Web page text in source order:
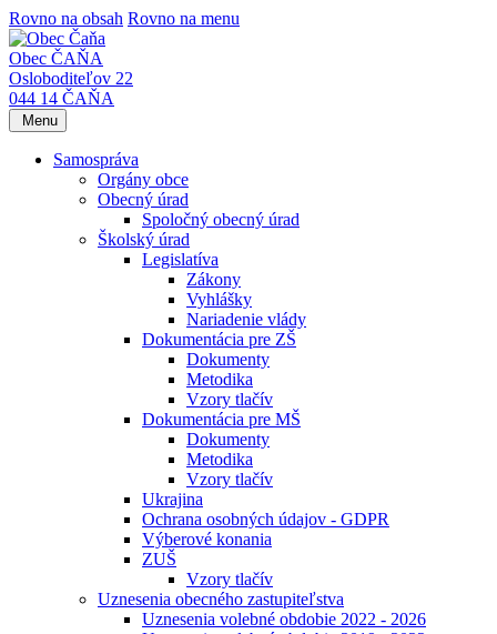
Rovno na obsah Rovno na menu
Obec ČAŇA
Osloboditeľov 22
044 14 ČAŇA
Menu
Samospráva
Orgány obce
Obecný úrad
Spoločný obecný úrad
Školský úrad
Legislatíva
Zákony
Vyhlášky
Nariadenie vlády
Dokumentácia pre ZŠ
Dokumenty
Metodika
Vzory tlačív
Dokumentácia pre MŠ
Dokumenty
Metodika
Vzory tlačív
Ukrajina
Ochrana osobných údajov - GDPR
Výberové konania
ZUŠ
Vzory tlačív
Uznesenia obecného zastupiteľstva
Uznesenia volebné obdobie 2022 - 2026